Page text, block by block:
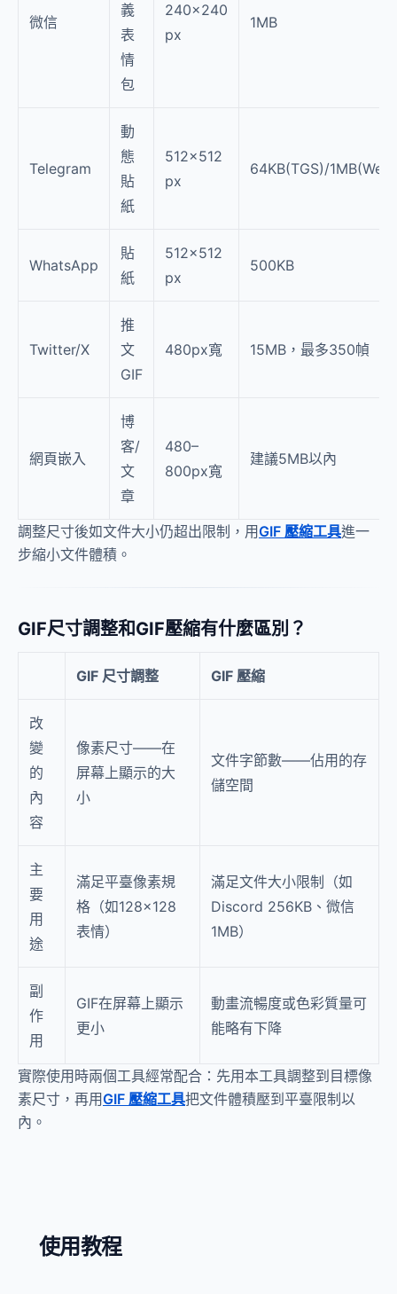
微信
義
表
情
包
240×240
px
1MB
Telegram
動
態
貼
紙
512×512
px
64KB(TGS)/
WhatsApp
貼
紙
512×512
px
500KB
Twitter/X
推
文
GIF
480px寬 15MB，最多350幀
網頁嵌入
博
客/
文
章
480–
800px寬
建議5MB以內
調整尺寸後如文件大小仍超出限制，用GIF 壓縮工具進一
步縮小文件體積。
GIF尺寸調整和GIF壓縮有什麼區別？
GIF 尺寸調整 GIF 壓縮
改
變
的
內
容
像素尺寸——在
屏幕上顯示的大
小
文件字節數——佔用的存
儲空間
主
要
用
途
滿足平臺像素規
格（如128×128
表情）
滿足文件大小限制（如
Discord 256KB、微信
1MB）
副
作
用
GIF在屏幕上顯示
更小
動畫流暢度或色彩質量可
能略有下降
實際使用時兩個工具經常配合：先用本工具調整到目標像
素尺寸，再用GIF 壓縮工具把文件體積壓到平臺限制以
內。
使用教程